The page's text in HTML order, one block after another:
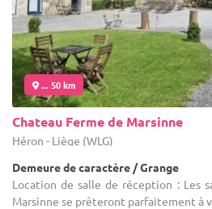
... 50 km
Chateau Ferme de Marsinne
Héron - Liège (WLG)
Demeure de caractère / Grange
Location de salle de réception : Les
Marsinne se prêteront parfaitement à